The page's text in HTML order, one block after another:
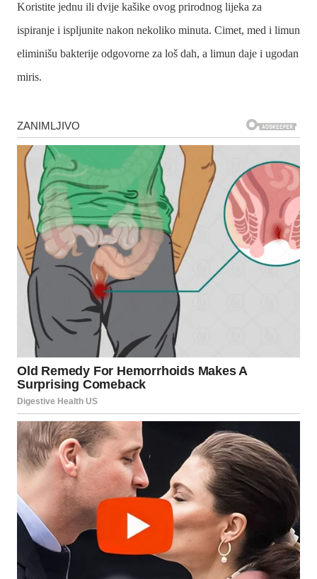
Koristite jednu ili dvije kašike ovog prirodnog lijeka za
ispiranje i ispljunite nakon nekoliko minuta. Cimet, med i limun
eliminišu bakterije odgovorne za loš dah, a limun daje i ugodan
miris.